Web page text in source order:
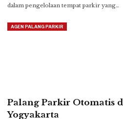
dalam pengelolaan tempat parkir yang…
AGEN PALANG PARKIR
Palang Parkir Otomatis
Yogyakarta